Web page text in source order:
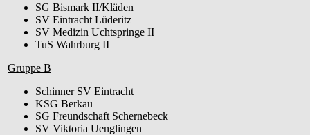
SG Bismark II/Kläden
SV Eintracht Lüderitz
SV Medizin Uchtspringe II
TuS Wahrburg II
Gruppe B
Schinner SV Eintracht
KSG Berkau
SG Freundschaft Schernebeck
SV Viktoria Uenglingen